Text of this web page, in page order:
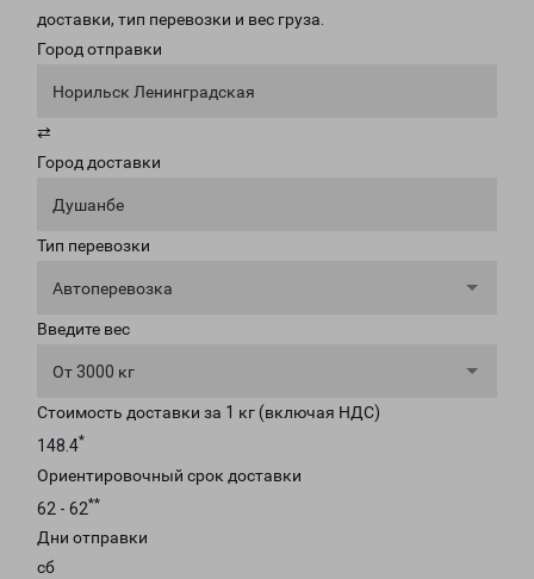
доставки, тип перевозки и вес груза.
Город отправки
Норильск Ленинградская
⇄
Город доставки
Душанбе
Тип перевозки
Автоперевозка
Введите вес
От 3000 кг
Стоимость доставки за 1 кг (включая НДС)
148.4*
Ориентировочный срок доставки
62 - 62**
Дни отправки
сб